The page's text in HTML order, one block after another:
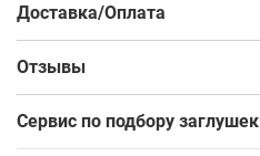
Доставка/Оплата
Отзывы
Сервис по подбору заглушек